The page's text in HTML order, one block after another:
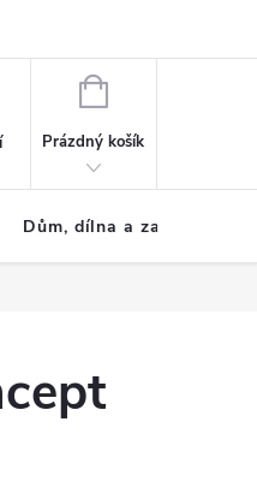
NÁKUPNÍ
Prázdný košík
Dům, dílna a zahrada